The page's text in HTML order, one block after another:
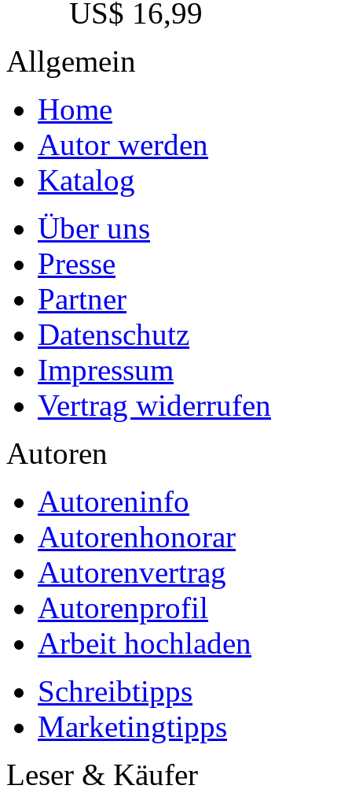
US$ 16,99
Allgemein
Home
Autor werden
Katalog
Über uns
Presse
Partner
Datenschutz
Impressum
Vertrag widerrufen
Autoren
Autoreninfo
Autorenhonorar
Autorenvertrag
Autorenprofil
Arbeit hochladen
Schreibtipps
Marketingtipps
Leser & Käufer